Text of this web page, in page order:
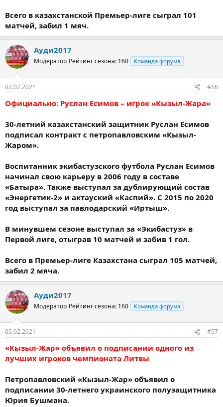
Всего в казахстанской Премьер-лиге сыграл 101
матчей, забил 1 мяч.
Ауди2017
Модератор Рейтинг сезона: 160 Команда форума
02.02.2021 #56
Официально: Руслан Есимов – игрок «Кызыл-Жара»
30-летний казахстанский защитник Руслан Есимов
подписал контракт с петропавловским «Кызыл-
Жаром».
Воспитанник экибастузского футбола Руслан Есимов
начинал свою карьеру в 2006 году в составе
«Батыра». Также выступал за дублирующий состав
«Энергетик-2» и актауский «Каспий». С 2015 по 2020
год выступал за павлодарский «Иртыш».
В минувшем сезоне выступал за «Экибастуз» в
Первой лиге, отыграв 10 матчей и забив 1 гол.
Всего в Премьер-лиге Казахстана сыграл 105 матчей,
забил 2 мяча.
Ауди2017
Модератор Рейтинг сезона: 160 Команда форума
05.02.2021 #57
«Кызыл-Жар» объявил о подписании одного из
лучших игроков чемпионата Литвы
Петропавловский «Кызыл-Жар» объявил о
подписании 30-летнего украинского полузащитника
Юрия Бушмана.